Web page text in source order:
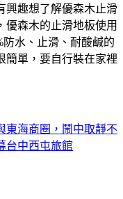
興趣想了解優森木止滑
優森木的止滑地板使用
防水、止滑、耐酸鹹的
簡單，要自行裝在家裡
東海商圈，鬧中取靜不
台中西屯旅館